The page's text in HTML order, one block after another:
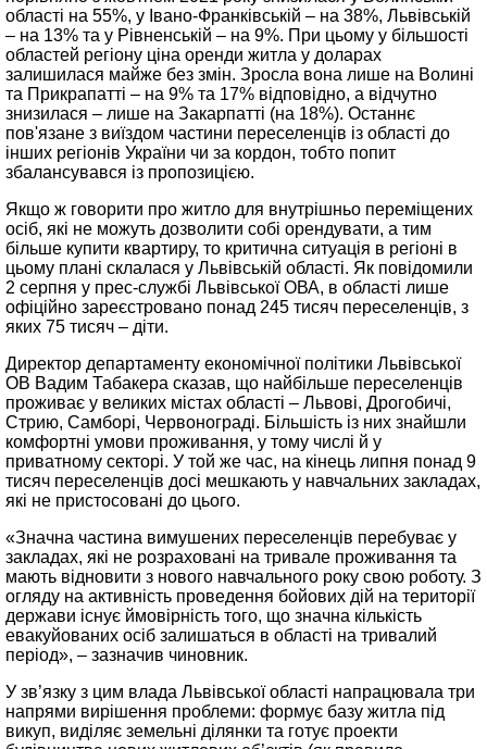
області на 55%, у Івано-Франківській – на 38%, Львівській
– на 13% та у Рівненській – на 9%. При цьому у більшості
областей регіону ціна оренди житла у доларах
залишилася майже без змін. Зросла вона лише на Волині
та Прикрапатті – на 9% та 17% відповідно, а відчутно
знизилася – лише на Закарпатті (на 18%). Останнє
пов'язане з виїздом частини переселенців із області до
інших регіонів України чи за кордон, тобто попит
збалансувався із пропозицією.
Якщо ж говорити про житло для внутрішньо переміщених
осіб, які не можуть дозволити собі орендувати, а тим
більше купити квартиру, то критична ситуація в регіоні в
цьому плані склалася у Львівській області. Як повідомили
2 серпня у прес-службі Львівської ОВА, в області лише
офіційно зареєстровано понад 245 тисяч переселенців, з
яких 75 тисяч – діти.
Директор департаменту економічної політики Львівської
ОВ Вадим Табакера сказав, що найбільше переселенців
проживає у великих містах області – Львові, Дрогобичі,
Стрию, Самборі, Червонограді. Більшість із них знайшли
комфортні умови проживання, у тому числі й у
приватному секторі. У той же час, на кінець липня понад 9
тисяч переселенців досі мешкають у навчальних закладах,
які не пристосовані до цього.
«Значна частина вимушених переселенців перебуває у
закладах, які не розраховані на тривале проживання та
мають відновити з нового навчального року свою роботу. З
огляду на активність проведення бойових дій на території
держави існує ймовірність того, що значна кількість
евакуйованих осіб залишаться в області на тривалий
період», – зазначив чиновник.
У зв’язку з цим влада Львівської області напрацювала три
напрями вирішення проблеми: формує базу житла під
викуп, виділяє земельні ділянки та готує проекти